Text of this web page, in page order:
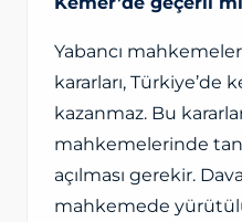
Yabancı
kararları,
kazanmaz. Bu
mahkemelerinde
açılması gerekir.
mahkemede